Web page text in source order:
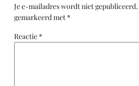
Je e-mailadres wordt niet gepubliceerd.
gemarkeerd met *
Reactie *